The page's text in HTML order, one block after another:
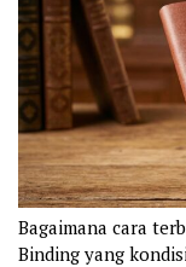
Bagaimana cara
Binding yang